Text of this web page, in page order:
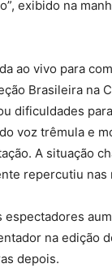
exibido na
ao vivo para
Brasileira na
dificuldades
voz trêmula e
A situação
repercutiu nas
espectadores
na edição
depois.